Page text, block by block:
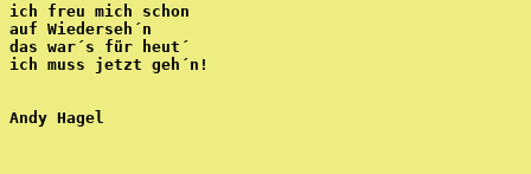
ich freu mich schon
auf Wiederseh´n
das war´s für heut´
ich muss jetzt geh´n!
Andy Hagel